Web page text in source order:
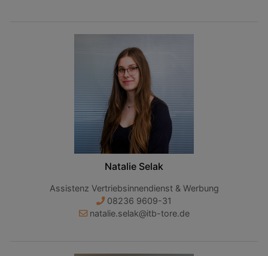
Natalie Selak
Assistenz Vertriebsinnendienst & Werbung
08236 9609-31
natalie.selak@itb-tore.de